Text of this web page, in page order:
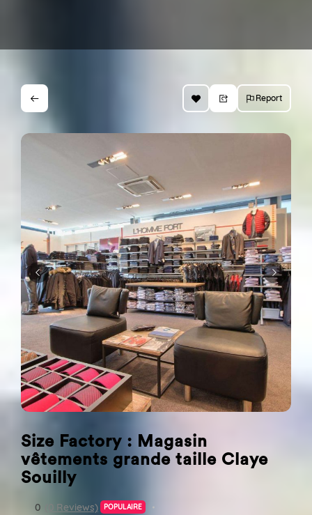
Report
Size Factory : Magasin
vêtements grande taille Claye
Souilly
0 (0 Reviews) POPULAIRE